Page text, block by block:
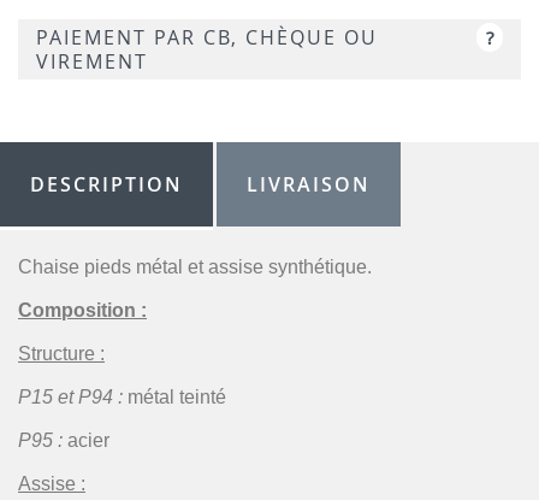
P94
PAIEMENT PAR CB, CHÈQUE OU
VIREMENT
?
DESCRIPTION LIVRAISON
Chaise pieds métal et assise synthétique.
Composition :
Structure :
P15 et P94 : métal teinté
P95 : acier
Assise :